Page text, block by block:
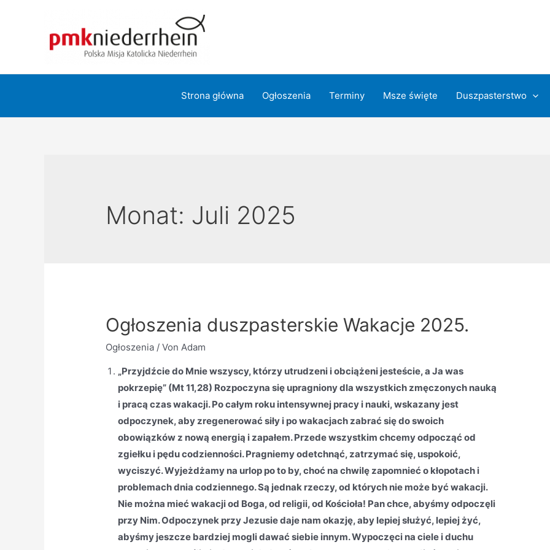
Strona główna Ogłoszenia Terminy Msze święte Duszpasterstwo
Monat: Juli 2025
Ogłoszenia duszpasterskie Wakacje 2025.
Ogłoszenia / VonAdam
„Przyjdźcie do Mnie wszyscy, którzy utrudzeni i obciążeni jesteście, a Ja was
pokrzepię” (Mt 11,28) Rozpoczyna się upragniony dla wszystkich zmęczonych nauką
i pracą czas wakacji. Po całym roku intensywnej pracy i nauki, wskazany jest
odpoczynek, aby zregenerować siły i po wakacjach zabrać się do swoich
obowiązków z nową energią i zapałem. Przede wszystkim chcemy odpocząć od
zgiełku i pędu codzienności. Pragniemy odetchnąć, zatrzymać się, uspokoić,
wyciszyć. Wyjeżdżamy na urlop po to by, choć na chwilę zapomnieć o kłopotach i
problemach dnia codziennego. Są jednak rzeczy, od których nie może być wakacji.
Nie można mieć wakacji od Boga, od religii, od Kościoła! Pan chce, abyśmy odpoczęli
przy Nim. Odpoczynek przy Jezusie daje nam okazję, aby lepiej służyć, lepiej żyć,
abyśmy jeszcze bardziej mogli dawać siebie innym. Wypoczęci na ciele i duchu